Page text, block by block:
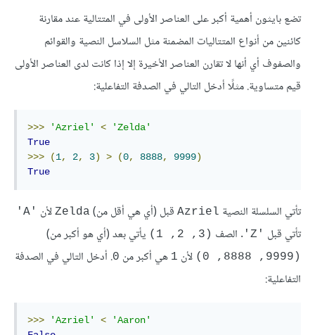
تضع بايثون أهمية أكبر على العناصر الأولى في المتتالية عند مقارنة
كائنين من أنواع المتتاليات المضمنة مثل السلاسل النصية والقوائم
والصفوف أي أنها لا تقارن العناصر الأخيرة إلا إذا كانت لدى العناصر الأولى
قيم متساوية. مثلًا أدخل التالي في الصدفة التفاعلية:
>>> 'Azriel' <
'Zelda'
True
>>>
(1, 2, 3) > (0, 8888, 9999)
True
تأتي السلسلة النصية Azriel قبل (أي هي أقل من) Zelda لأن 'A'
تأتي قبل 'Z' . الصف (3, 2, 1) يأتي بعد (أي هو أكبر من)
(9999, 8888, 0) لأن 1 هي أكبر من 0. أدخل التالي في الصدفة
التفاعلية:
>>> 'Azriel' <
'Aaron'